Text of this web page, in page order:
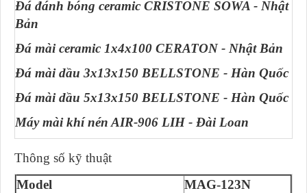
Đá đánh bóng ceramic CRISTONE SOWA - Nhật
Bản
Đá mài ceramic 1x4x100 CERATON - Nhật Bản
Đá mài dầu 3x13x150 BELLSTONE - Hàn Quốc
Đá mài dầu 5x13x150 BELLSTONE - Hàn Quốc
Máy mài khí nén AIR-906 LIH - Đài Loan
Thông số kỹ thuật
Model
MAG-123N